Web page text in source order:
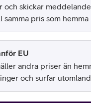
och skickar
pris som hemma
EU
andra priser än
och surfar